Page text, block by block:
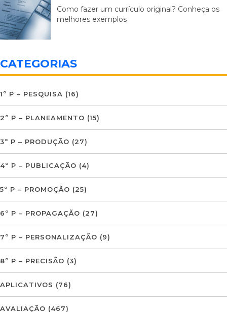
Como fazer um currículo original? Conheça os
melhores exemplos
CATEGORIAS
1º P – PESQUISA (16)
2º P – PLANEAMENTO (15)
3º P – PRODUÇÃO (27)
4º P – PUBLICAÇÃO (4)
5º P – PROMOÇÃO (25)
6º P – PROPAGAÇÃO (27)
7º P – PERSONALIZAÇÃO (9)
8º P – PRECISÃO (3)
APLICATIVOS (76)
AVALIAÇÃO (467)